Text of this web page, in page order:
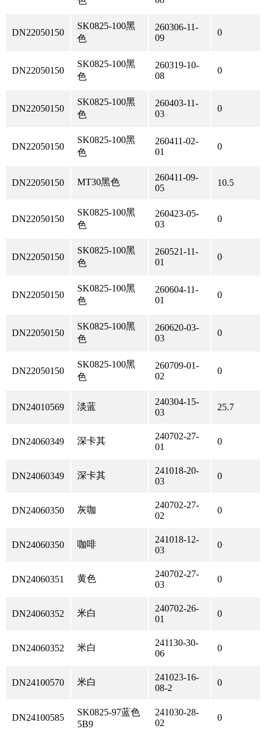
DN22050150
SK0825-100黑
色
260306-11-
09
0
DN22050150
SK0825-100黑
色
260319-10-
08
0
DN22050150
SK0825-100黑
色
260403-11-
03
0
DN22050150
SK0825-100黑
色
260411-02-
01
0
DN22050150 MT30黑色
260411-09-
05
10.5
DN22050150
SK0825-100黑
色
260423-05-
03
0
DN22050150
SK0825-100黑
色
260521-11-
01
0
DN22050150
SK0825-100黑
色
260604-11-
01
0
DN22050150
SK0825-100黑
色
260620-03-
03
0
DN22050150
SK0825-100黑
色
260709-01-
02
0
DN24010569 淡蓝
240304-15-
03
25.7
DN24060349 深卡其
240702-27-
01
0
DN24060349 深卡其
241018-20-
03
0
DN24060350 灰咖
240702-27-
02
0
DN24060350 咖啡
241018-12-
03
0
DN24060351 黄色
240702-27-
03
0
DN24060352 米白
240702-26-
01
0
DN24060352 米白
241130-30-
06
0
DN24100570 米白
241023-16-
08-2
0
DN24100585
SK0825-97蓝色
5B9
241030-28-
02
0